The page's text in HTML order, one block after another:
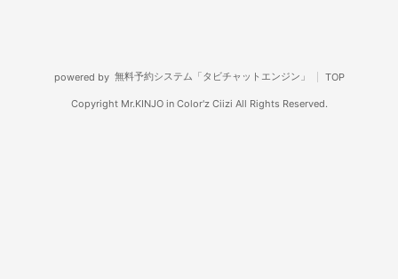
powered by 無料予約システム「タビチャットエンジン」 TOP
Copyright Mr.KINJO in Color'z Ciizi All Rights Reserved.